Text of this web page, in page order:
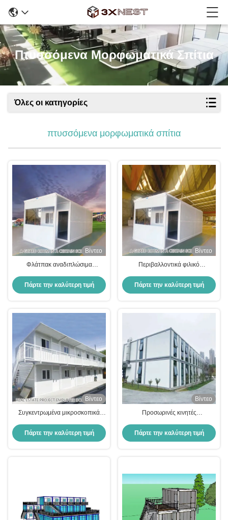
Πτυσσόμενα Μορφωματικά Σπίτια
Όλες οι κατηγορίες
πτυσσόμενα μορφωματικά σπίτια
Βίντεο
Φλάτπακ αναδιπλώσιμα
δοχείο θερμική μόνωση
Πάρτε την καλύτερη τιμή
Βίντεο
Περιβαλλοντικά φιλικό
σπίτι τροχόσπιτο κοντέινερ
ανθεκτικό στις καιρικές συνθήκες
Πάρτε την καλύτερη τιμή
Βίντεο
Συγκεντρωμένα μικροσκοπικά
διαμερίσματα αντιδιάβρωσης
Πάρτε την καλύτερη τιμή
Βίντεο
Προσωρινές κινητές
προκατασκευασμένες κατοικίες
ηχομόνωση για το εργοτάξιο
Πάρτε την καλύτερη τιμή